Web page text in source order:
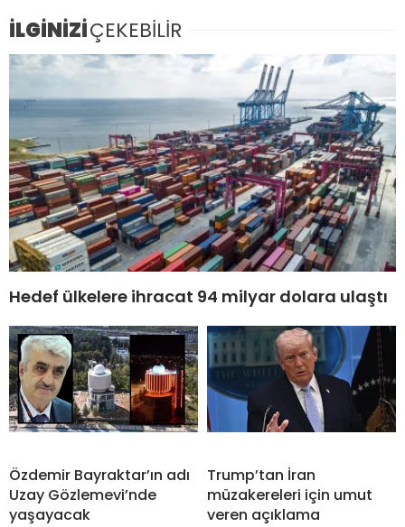
İLGİNİZİÇEKEBİLİR
Hedef ülkelere ihracat 94 milyar dolara ulaştı
Özdemir Bayraktar’ın adı
Uzay Gözlemevi’nde
yaşayacak
Trump’tan İran
müzakereleri için umut
veren açıklama